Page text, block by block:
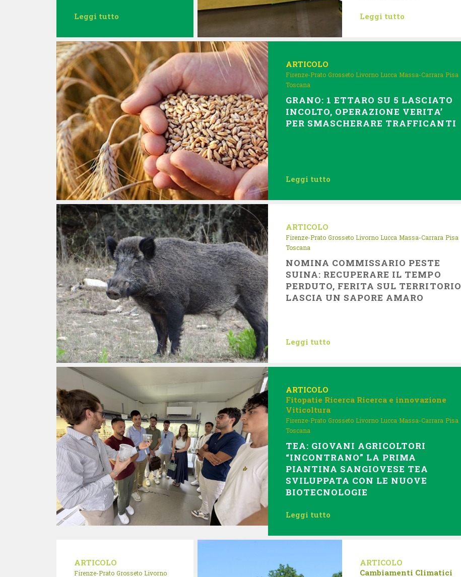
Leggi tutto Leggi tutto
ARTICOLO
Firenze-Prato Grosseto Livorno Lucca Massa-Carrara Pisa
Toscana
GRANO: 1 ETTARO SU 5 LASCIATO
INCOLTO, OPERAZIONE VERITA’
PER SMASCHERARE TRAFFICANTI
Leggi tutto
ARTICOLO
Firenze-Prato Grosseto Livorno Lucca Massa-Carrara Pisa
Toscana
NOMINA COMMISSARIO PESTE
SUINA: RECUPERARE IL TEMPO
PERDUTO, FERITA SUL TERRITORIO
LASCIA UN SAPORE AMARO
Leggi tutto
ARTICOLO
Fitopatie Ricerca Ricerca e innovazione
Viticoltura
Firenze-Prato Grosseto Livorno Lucca Massa-Carrara Pisa
Toscana
TEA: GIOVANI AGRICOLTORI
“INCONTRANO” LA PRIMA
PIANTINA SANGIOVESE TEA
SVILUPPATA CON LE NUOVE
BIOTECNOLOGIE
Leggi tutto
ARTICOLO
Firenze-Prato Grosseto Livorno
ARTICOLO
Cambiamenti Climatici